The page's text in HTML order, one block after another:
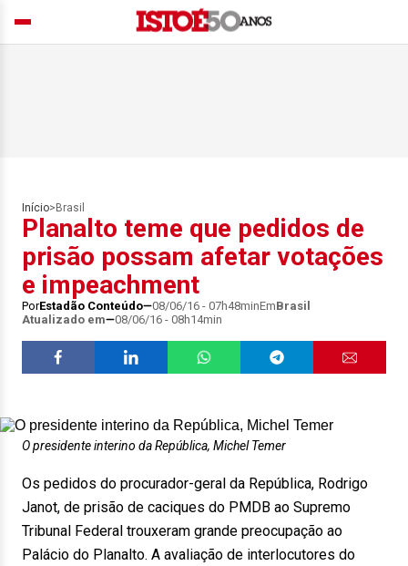
Início> Brasil
Planalto teme que pedidos de
prisão possam afetar votações
e impeachment
PorEstadão Conteúdo 08/06/16 - 07h48minEmBrasil
Atualizado em
08/06/16 - 08h14min
O presidente interino da República, Michel Temer
Os pedidos do procurador-geral da República, Rodrigo
Janot, de prisão de caciques do PMDB ao Supremo
Tribunal Federal trouxeram grande preocupação ao
Palácio do Planalto. A avaliação de interlocutores do